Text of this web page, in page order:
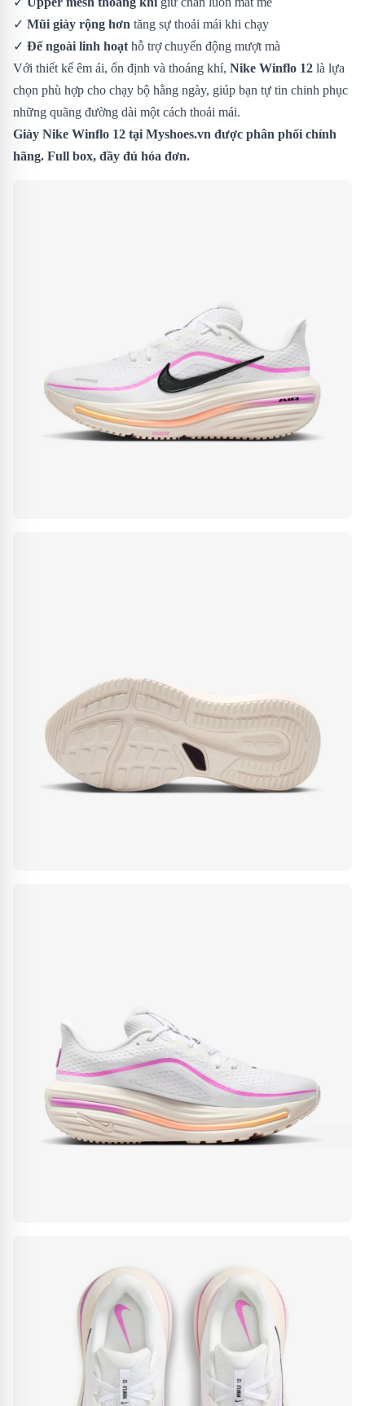
✓ Mũi giày rộng hơn tăng sự thoải mái khi chạy
✓ Đế ngoài linh hoạt hỗ trợ chuyển động mượt mà
Với thiết kế êm ái, ổn định và thoáng khí, Nike Winflo 12 là lựa
chọn phù hợp cho chạy bộ hằng ngày, giúp bạn tự tin chinh phục
những quãng đường dài một cách thoải mái.
Giày Nike Winflo 12 tại Myshoes.vn được phân phối chính
hãng. Full box, đầy đủ hóa đơn.